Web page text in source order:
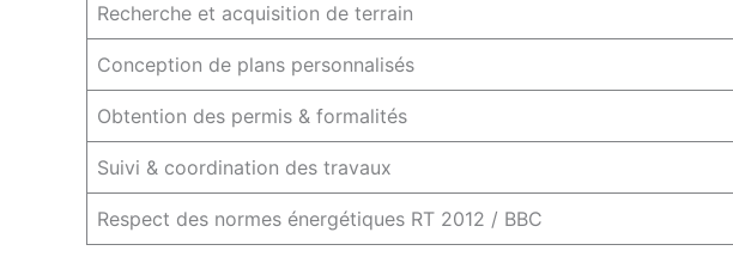
Recherche et acquisition de terrain
Conception de plans personnalisés
Obtention des permis & formalités
Suivi & coordination des travaux
Respect des normes énergétiques RT 2012 / BBC